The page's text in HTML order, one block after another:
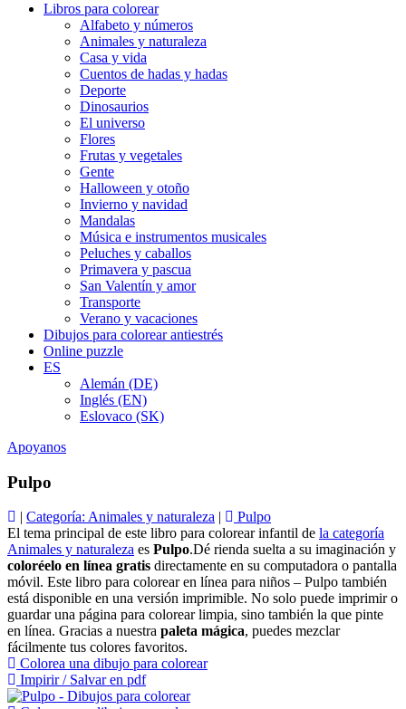
Libros para colorear
Alfabeto y números
Animales y naturaleza
Casa y vida
Cuentos de hadas y hadas
Deporte
Dinosaurios
El universo
Flores
Frutas y vegetales
Gente
Halloween y otoño
Invierno y navidad
Mandalas
Música e instrumentos musicales
Peluches y caballos
Primavera y pascua
San Valentín y amor
Transporte
Verano y vacaciones
Dibujos para colorear antiestrés
Online puzzle
ES
Alemán (DE)
Inglés (EN)
Eslovaco (SK)
Apoyanos
Pulpo
| Categoría: Animales y naturaleza |
Pulpo
El tema principal de este libro para colorear infantil de la categoría
Animales y naturaleza es Pulpo.Dé rienda suelta a su imaginación y
coloréelo en línea gratis directamente en su computadora o pantalla
móvil. Este libro para colorear en línea para niños – Pulpo también
está disponible en una versión imprimible. No solo puede imprimir o
guardar una página para colorear limpia, sino también la que pinte
en línea. Gracias a nuestra paleta mágica, puedes mezclar
fácilmente tus colores favoritos.
Colorea una dibujo para colorear
Impirir / Salvar en pdf